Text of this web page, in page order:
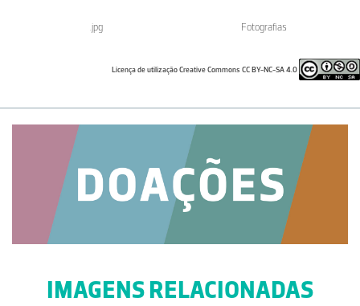
.jpg Fotografias
Licença de utilização Creative Commons CC BY-NC-SA 4.0
IMAGENS RELACIONADAS